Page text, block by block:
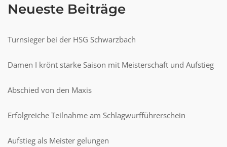
Neueste Beiträge
Turnsieger bei der HSG Schwarzbach
Damen I krönt starke Saison mit Meisterschaft und Aufstieg
Abschied von den Maxis
Erfolgreiche Teilnahme am Schlagwurfführerschein
Aufstieg als Meister gelungen